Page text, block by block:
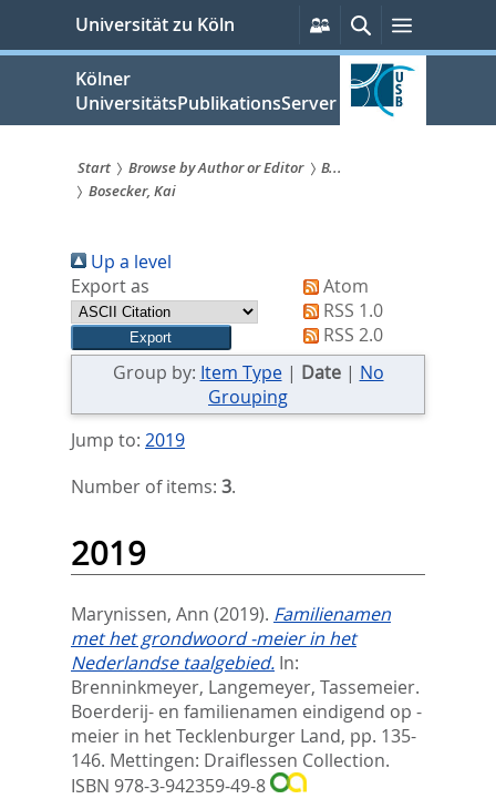
springen
Universität zu Köln
Persönliche
Services
SucheMenü
Kölner
UniversitätsPublikationsServer
Sie
sind
hier:
Start Browse by Author or Editor
B...
Bosecker, Kai
Up a level
Export as
Atom
RSS 1.0
RSS 2.0
Group by: Item Type| Date| No
Grouping
Jump to: 2019
Number of items: 3.
2019
Marynissen, Ann (2019). Familienamen
met het grondwoord -meier in het
Nederlandse taalgebied. In:
Brenninkmeyer, Langemeyer, Tassemeier.
Boerderij- en familienamen eindigend op -
meier in het Tecklenburger Land, pp. 135-
146. Mettingen: Draiflessen Collection.
ISBN 978-3-942359-49-8